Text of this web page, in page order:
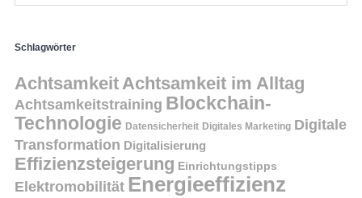
Schlagwörter
Achtsamkeit Achtsamkeit im Alltag
Achtsamkeitstraining Blockchain-
Technologie Datensicherheit Digitales Marketing Digitale
Transformation Digitalisierung
Effizienzsteigerung Einrichtungstipps
Elektromobilität Energieeffizienz